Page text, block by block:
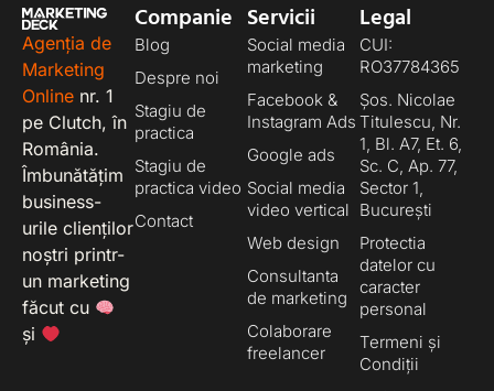
Agenția de
Marketing
Online nr. 1
pe Clutch, în
România.
Îmbunătățim
business-
urile clienților
noștri printr-
un marketing
făcut cu
și
Companie
Blog
Despre noi
Stagiu de
practica
Stagiu de
practica video
Contact
Servicii
Social media
marketing
Facebook &
Instagram Ads
Google ads
Social media
video vertical
Web design
Consultanta
de marketing
Colaborare
freelancer
Legal
CUI:
RO37784365
Șos. Nicolae
Titulescu, Nr.
1, Bl. A7, Et. 6,
Sc. C, Ap. 77,
Sector 1,
București
Protectia
datelor cu
caracter
personal
Termeni și
Condiții